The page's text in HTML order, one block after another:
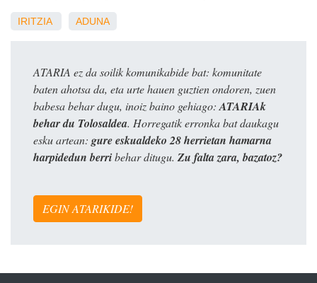
IRITZIA ADUNA
ATARIA ez da soilik komunikabide bat: komunitate
baten ahotsa da, eta urte hauen guztien ondoren, zuen
babesa behar dugu, inoiz baino gehiago: ATARIAk
behar du Tolosaldea. Horregatik erronka bat daukagu
esku artean: gure eskualdeko 28 herrietan hamarna
harpidedun berribehar ditugu. Zu falta zara, bazatoz?
EGIN ATARIKIDE!